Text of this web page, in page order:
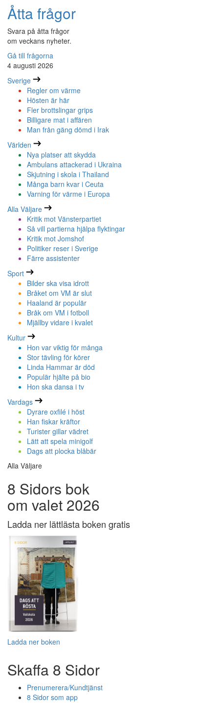
Åtta frågor
Svara på åtta frågor
om veckans nyheter.
Gå till frågorna
4 augusti 2026
Sverige
Regler om värme
Hösten är här
Fler brottslingar grips
Billigare mat i affären
Man från gäng dömd i Irak
Världen
Nya platser att skydda
Ambulans attackerad i Ukraina
Skjutning i skola i Thailand
Många barn kvar i Ceuta
Varning för värme i Europa
Alla Väljare
Kritik mot Vänsterpartiet
Så vill partierna hjälpa flyktingar
Kritik mot Jomshof
Politiker reser i Sverige
Färre assistenter
Sport
Bilder ska visa idrott
Bråket om VM är slut
Haaland är populär
Bråk om VM i fotboll
Mjällby vidare i kvalet
Kultur
Hon var viktig för många
Stor tävling för körer
Linda Hammar är död
Populär hjälte på bio
Hon ska dansa i tv
Vardags
Dyrare oxfilé i höst
Han fiskar kräftor
Turister gillar vädret
Lätt att spela minigolf
Dags att plocka blåbär
Alla Väljare
8 Sidors bok
om valet 2026
Ladda ner lättlästa boken gratis
Ladda ner boken
Skaffa 8 Sidor
Prenumerera/Kundtjänst
8 Sidor som app